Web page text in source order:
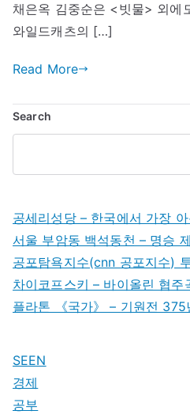
채은옥 김중순은 <빗물> 외에
와일드캐츠의 […]
Read More
Search
공세리성당 – 한국에서 가장
서울 부암동 백석동천 – 명승
공포탐욕지수(cnn 공포지수)
차이코프스키 – 바이올린 협주
플라톤 《국가》 – 기원전 375
SEEN
경제
공부